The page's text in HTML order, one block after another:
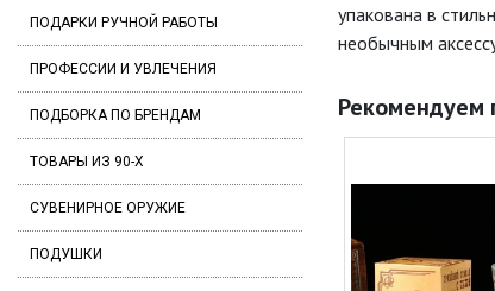
ПОДАРКИ РУЧНОЙ РАБОТЫ
ПРОФЕССИИ И УВЛЕЧЕНИЯ
ПОДБОРКА ПО БРЕНДАМ
ТОВАРЫ ИЗ 90-Х
СУВЕНИРНОЕ ОРУЖИЕ
ПОДУШКИ
упакована в
необычным
Рекомендуем